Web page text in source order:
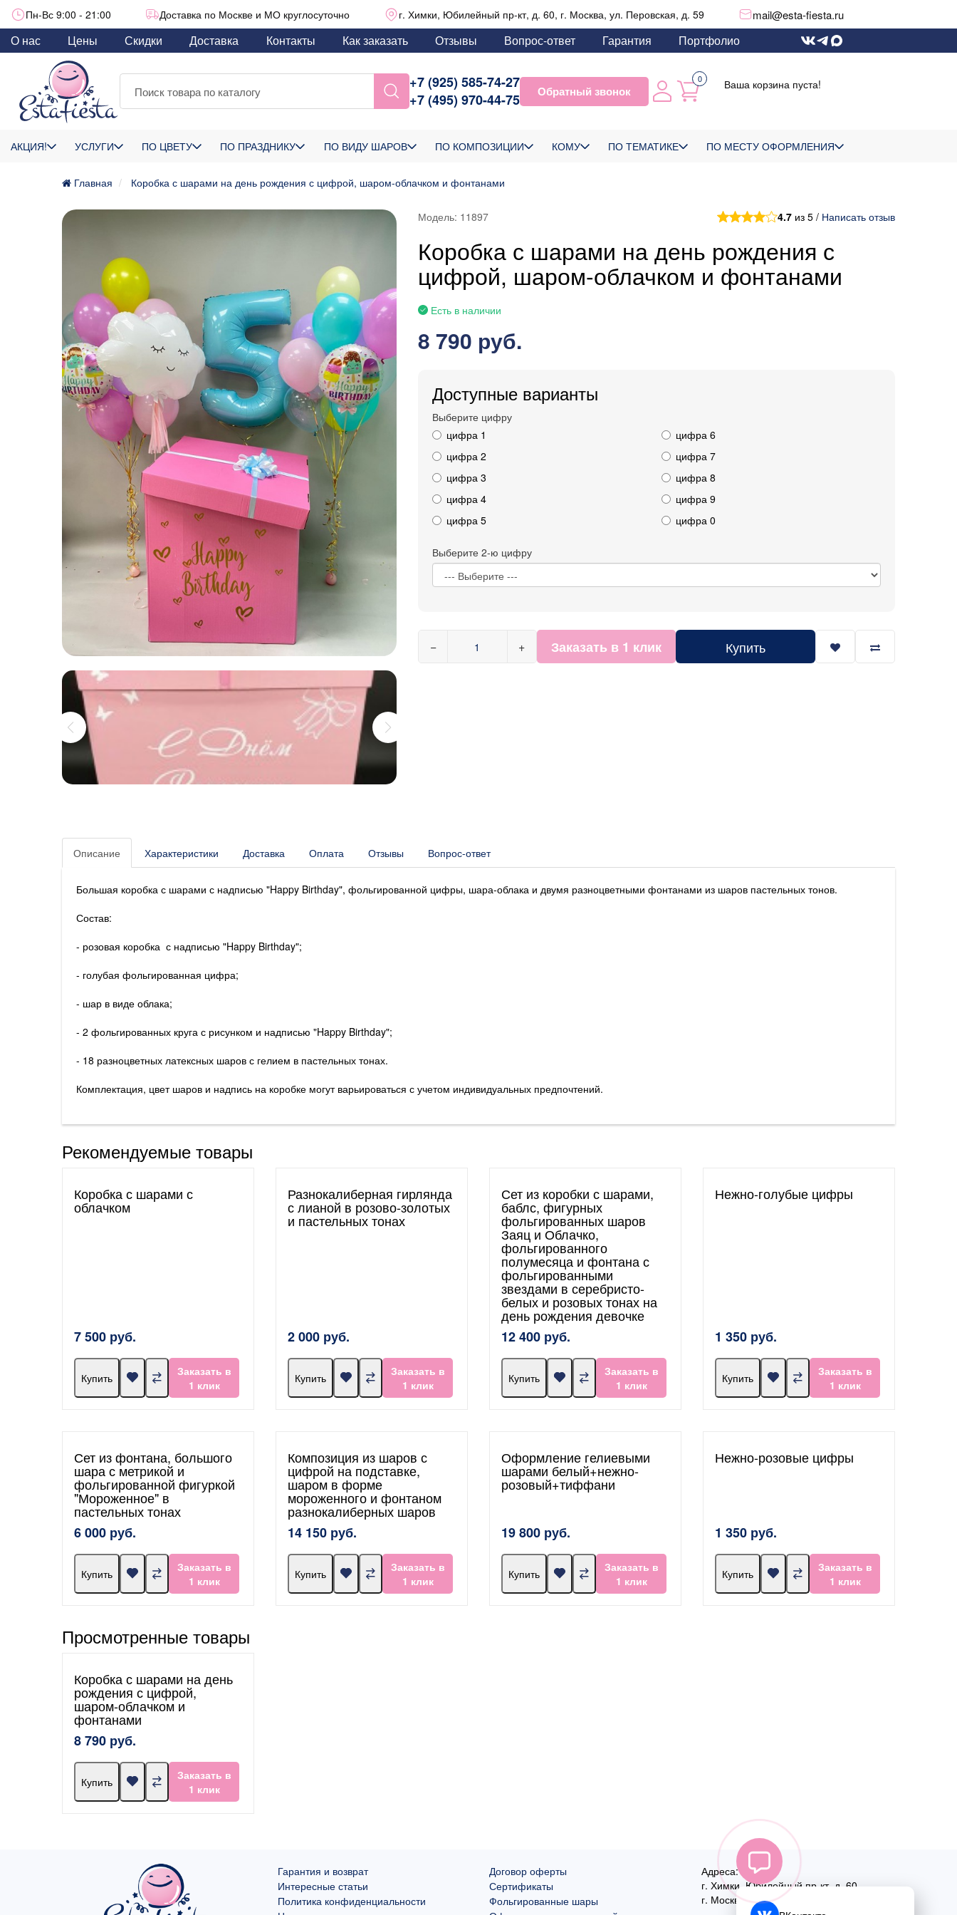
Пн-Вс 9:00 - 21:00 Доставка по Москве и МО круглосуточно г. Химки, Юбилейный пр-кт, д. 60, г. Москва, ул. Перовская, д. 59 mail@esta-fiesta.ru
О нас Цены Скидки Доставка Контакты Как заказать Отзывы Вопрос-ответ Гарантия Портфолио
+7 (925) 585-74-27
+7 (495) 970-44-75
Обратный звонок
0 Ваша корзина пуста!
АКЦИЯ! УСЛУГИ ПО ЦВЕТУ ПО ПРАЗДНИКУ ПО ВИДУ ШАРОВ ПО КОМПОЗИЦИИ КОМУ ПО ТЕМАТИКЕ ПО МЕСТУ ОФОРМЛЕНИЯ
Главная Коробка с шарами на день рождения с цифрой, шаром-облачком и фонтанами
Модель: 11897 4.7 из 5 / Написать отзыв
Коробка с шарами на день рождения с
цифрой, шаром-облачком и фонтанами
Есть в наличии
8 790 руб.
Доступные варианты
Выберите цифру
цифра 1
цифра 2
цифра 3
цифра 4
цифра 5
цифра 6
цифра 7
цифра 8
цифра 9
цифра 0
Выберите 2-ю цифру
− + Заказать в 1 клик Купить
Описание Характеристики Доставка Оплата Отзывы Вопрос-ответ
Большая коробка с шарами с надписью "Happy Birthday", фольгированной цифры, шара-облака и двумя разноцветными фонтанами из шаров пастельных тонов.
Состав:
- розовая коробка с надписью "Happy Birthday";
- голубая фольгированная цифра;
- шар в виде облака;
- 2 фольгированных круга с рисунком и надписью "Happy Birthday";
- 18 разноцветных латексных шаров с гелием в пастельных тонах.
Комплектация, цвет шаров и надпись на коробке могут варьироваться с учетом индивидуальных предпочтений.
Рекомендуемые товары
Коробка с шарами с
облачком
7 500 руб.
Купить
Заказать в
1 клик
Разнокалиберная гирлянда
с лианой в розово-золотых
и пастельных тонах
2 000 руб.
Купить
Заказать в
1 клик
Сет из коробки с шарами,
баблс, фигурных
фольгированных шаров
Заяц и Облачко,
фольгированного
полумесяца и фонтана с
фольгированными
звездами в серебристо-
белых и розовых тонах на
день рождения девочке
12 400 руб.
Купить
Заказать в
1 клик
Нежно-голубые цифры
1 350 руб.
Купить
Заказать в
1 клик
Сет из фонтана, большого
шара с метрикой и
фольгированной фигуркой
"Мороженное" в
пастельных тонах
6 000 руб.
Купить
Заказать в
1 клик
Композиция из шаров с
цифрой на подставке,
шаром в форме
мороженного и фонтаном
разнокалиберных шаров
14 150 руб.
Купить
Заказать в
1 клик
Оформление гелиевыми
шарами белый+нежно-
розовый+тиффани
19 800 руб.
Купить
Заказать в
1 клик
Нежно-розовые цифры
1 350 руб.
Купить
Заказать в
1 клик
Просмотренные товары
Коробка с шарами на день
рождения с цифрой,
шаром-облачком и
фонтанами
8 790 руб.
Купить
Заказать в
1 клик
Гарантия и возврат
Интересные статьи
Политика конфиденциальности
Договор оферты
Сертификаты
Фольгированные шары
Адреса:
г. Химки, Юбилейный пр-кт, д. 60
г. Москва,ул. Перовская, д. 59